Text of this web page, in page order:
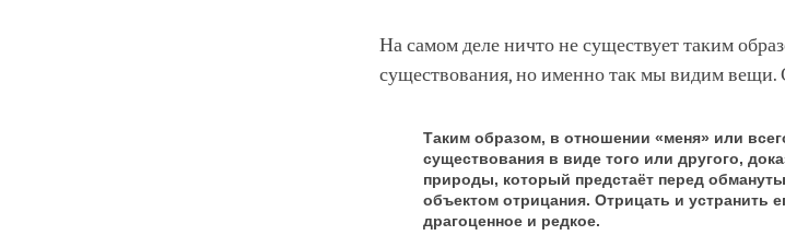
На самом деле ничто не существует таким
существования, но именно так мы видим вещи.
Таким образом, в отношении «меня» или
существования в виде того или другого,
природы, который предстаёт перед
объектом отрицания. Отрицать и устранить
драгоценное и редкое.